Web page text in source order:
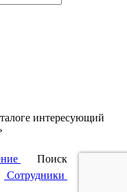
интересующий
Поиск
Сотрудники